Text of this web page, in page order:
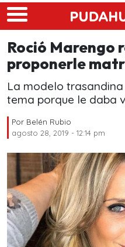
Skip to main content
Roció Marengo
proponerle
La modelo
tema porque le daba
Por Belén Rubio
agosto 28, 2019 - 12:14 pm